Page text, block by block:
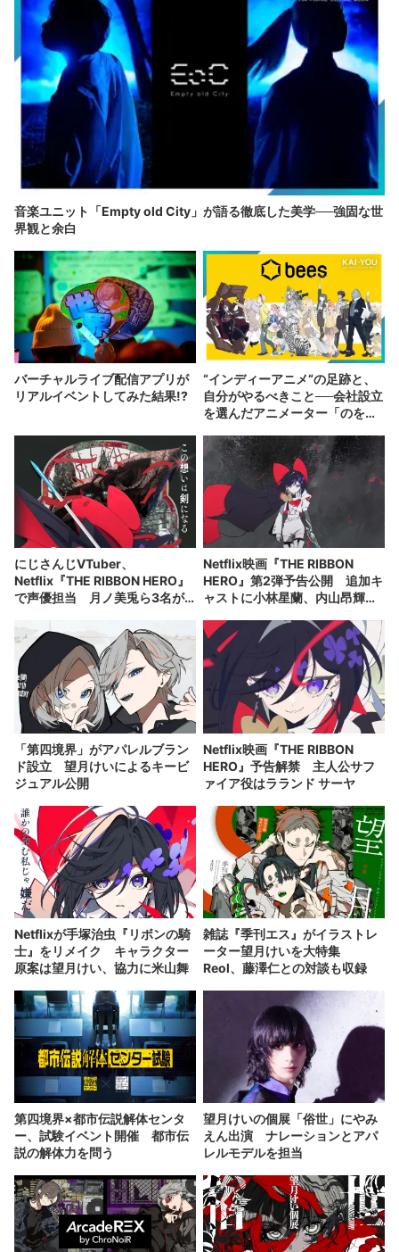
音楽ユニット「Empty old City」が語る徹底した美学──強固な世
界観と余白
バーチャルライブ配信アプリが
リアルイベントしてみた結果!?
“インディーアニメ“の足跡と、
自分がやるべきこと──会社設立
を選んだアニメーター「のを
にじさんじVTuber、
Netflix『THE RIBBON HERO』
で声優担当 月ノ美兎ら3名が
Netflix映画『THE RIBBON
HERO』第2弾予告公開 追加キ
ャストに小林星蘭、内山昂輝、
「第四境界」がアパレルブラン
ド設立 望月けいによるキービ
ジュアル公開
Netflix映画『THE RIBBON
HERO』予告解禁 主人公サフ
ァイア役はラランド サーヤ
Netflixが手塚治虫『リボンの騎
士』をリメイク キャラクター
原案は望月けい、協力に米山舞
雑誌『季刊エス』がイラストレ
ーター望月けいを大特集
Reol、藤澤仁との対談も収録
第四境界×都市伝説解体センタ
ー、試験イベント開催 都市伝
説の解体力を問う
望月けいの個展「俗世」にやみ
えん出演 ナレーションとアパ
レルモデルを担当